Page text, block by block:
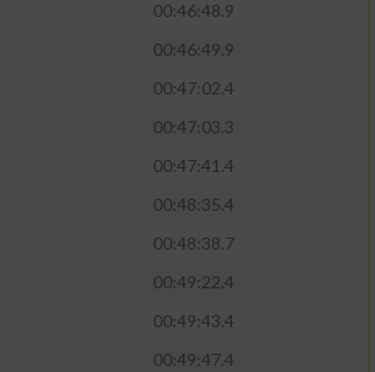
00:46:48.9
00:46:49.9
00:47:02.4
00:47:03.3
00:47:41.4
00:48:35.4
00:48:38.7
00:49:22.4
00:49:43.4
00:49:47.4
Profilen zur Auswahl
zur Personalisierung
Profilen zur Auswahl
von Inhalten